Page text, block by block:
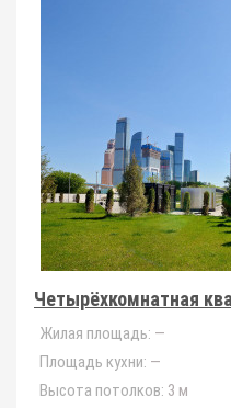
Четырёхкомнатная
Жилая площадь: —
Площадь кухни: —
Высота потолков: 3 м